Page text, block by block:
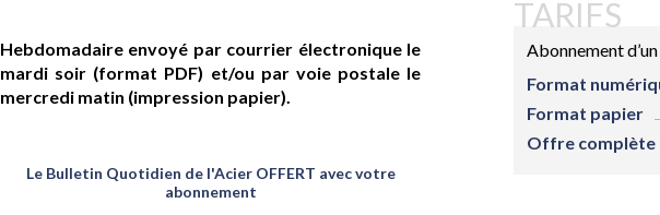
Hebdomadaire envoyé par courrier électronique le
mardi soir (format PDF) et/ou par voie postale le
mercredi matin (impression papier).
Le Bulletin Quotidien de l'Acier OFFERT avec votre
abonnement
TARIFS
Abonnement
Format
Format papier
Offre complète